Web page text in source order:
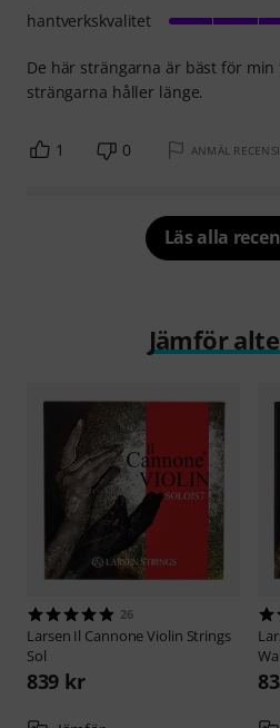
De här strängarna är bäst för
strängarna håller länge.
hantverkskvalitet
1 0 ANMÄL
Läs alla
Jämför
26
Larsen Il Cannone Violin Strings
Sol
839 kr